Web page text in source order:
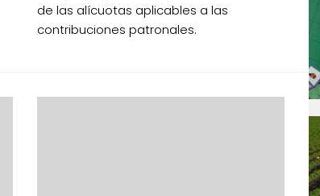
de las alícuotas aplicables a las
contribuciones patronales.